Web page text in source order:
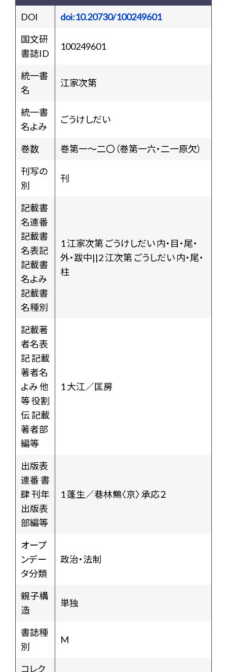
DOI
doi:10.20730/100249601
国文研
書誌ID
100249601
統一書
名
江家次第
統一書
名よみ
ごうけしだい
巻数
巻第一～二〇（巻第一六・二一原欠）
刊写の
別
刊
記載書
名連番
記載書
名表記
記載書
名よみ
記載書
名種別
1 江家次第 ごうけしだい 内・目・尾・
外・跋中||2 江次第 ごうしだい 内・尾・
柱
記載著
者名表
記 記載
著者名
よみ 他
等 役割
伝 記載
著者部
編等
1 大江／匡房
出版表
連番 書
肆 刊年
出版表
部編等
1 蓬生／巷林鷦〈京〉 承応２
オープ
ンデー
タ分類
政治・法制
親子構
造
単独
書誌種
別
M
コレク